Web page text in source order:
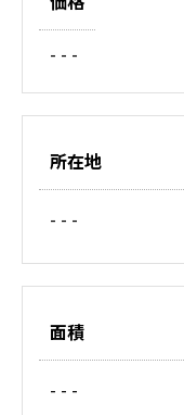
- - -
所在地
- - -
面積
- - -